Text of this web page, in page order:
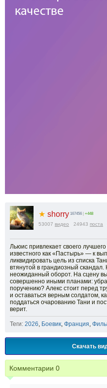
★ shorry 167456 | +448
53007 видео 24943 поста
Льюис привлекает своего
известного как «Пастырь» — к
ликвидировать цель из списка
втянутой в грандиозный
неожиданный оборот. На сцену
совершенно иными планами:
поручению? Алекс стоит перед
и оставаться верным солдатом,
поддаться очарованию Тани и
верит.
Теги: 2026 Боевик Франция
Скачать
Комментарии 0